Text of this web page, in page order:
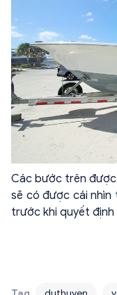
Các bước trên
sẽ có được cái
trước khi quyết định